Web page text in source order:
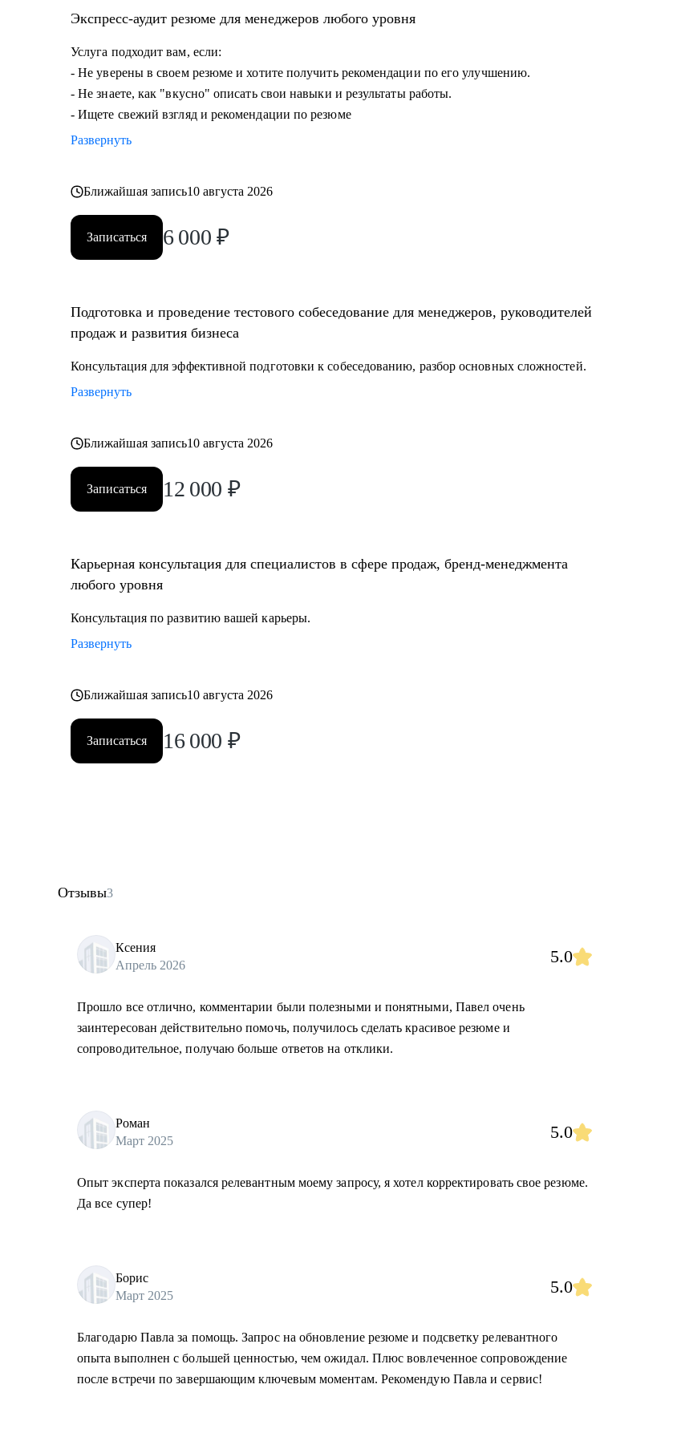
дальше расти.
Экспресс-аудит резюме для менеджеров любого уровня
Услуга подходит вам, если:
- Не уверены в своем резюме и хотите получить рекомендации по его улучшению.
- Не знаете, как "вкусно" описать свои навыки и результаты работы.
- Ищете свежий взгляд и рекомендации по резюме
Развернуть
Ближайшая запись10 августа 2026
Записаться 6 000 ₽
Подготовка и проведение тестового собеседование для менеджеров, руководителей
продаж и развития бизнеса
Консультация для эффективной подготовки к собеседованию, разбор основных сложностей.
Развернуть
Ближайшая запись10 августа 2026
Записаться 12 000 ₽
Карьерная консультация для специалистов в сфере продаж, бренд-менеджмента
любого уровня
Консультация по развитию вашей карьеры.
Развернуть
Ближайшая запись10 августа 2026
Записаться 16 000 ₽
Отзывы3
Ксения
Апрель 2026
5.0
Прошло все отлично, комментарии были полезными и понятными, Павел очень
заинтересован действительно помочь, получилось сделать красивое резюме и
сопроводительное, получаю больше ответов на отклики.
Роман
Март 2025
5.0
Опыт эксперта показался релевантным моему запросу, я хотел корректировать свое резюме.
Да все супер!
Борис
Март 2025
5.0
Благодарю Павла за помощь. Запрос на обновление резюме и подсветку релевантного
опыта выполнен с большей ценностью, чем ожидал. Плюс вовлеченное сопровождение
после встречи по завершающим ключевым моментам. Рекомендую Павла и сервис!